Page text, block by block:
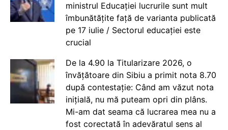
ministrul Educației lucrurile sunt mult
îmbunătățite față de varianta publicată
pe 17 iulie / Sectorul educației este
crucial
De la 4.90 la Titularizare 2026, o
învățătoare din Sibiu a primit nota 8.70
după contestație: Când am văzut nota
inițială, nu mă puteam opri din plâns.
Mi-am dat seama că lucrarea mea nu a
fost corectată în adevăratul sens al